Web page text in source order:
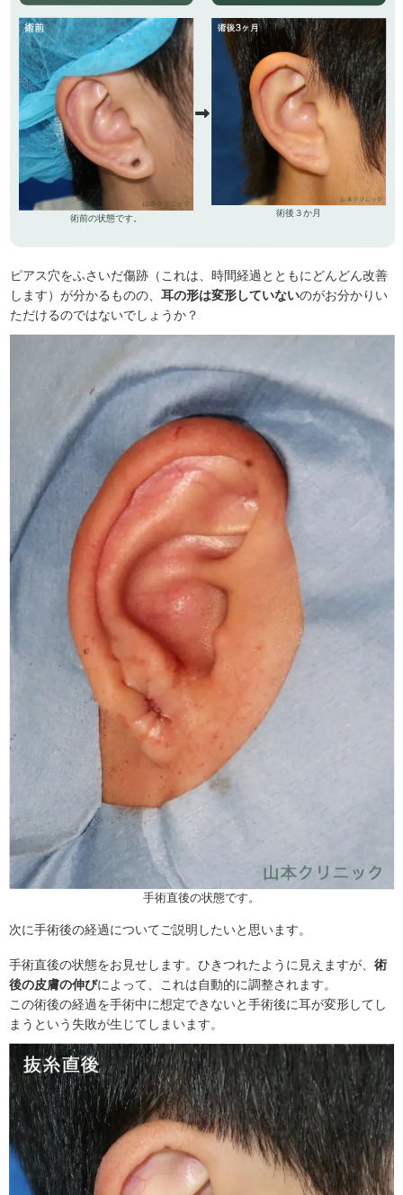
術前の状態です。
術後３か月
ピアス穴をふさいだ傷跡（これは、時間経過とともにどんどん改善
します）が分かるものの、 耳の形は変形していないのがお分かりい
ただけるのではないでしょうか？
手術直後の状態です。
次に手術後の経過についてご説明したいと思います。
手術直後の状態をお見せします。ひきつれたように見えますが、術
後の皮膚の伸びによって、これは自動的に調整されます。
この術後の経過を手術中に想定できないと手術後に耳が変形してし
まうという失敗が生じてしまいます。